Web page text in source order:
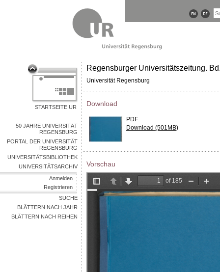
STARTSEITE UR
50 JAHRE UNIVERSITÄT
REGENSBURG
PORTAL DER UNIVERSITÄT
REGENSBURG
UNIVERSITÄTSBIBLIOTHEK
UNIVERSITÄTSARCHIV
Anmelden
Registrieren
SUCHE
BLÄTTERN NACH JAHR
BLÄTTERN NACH REIHEN
Regensburger Universitätszeitung.
Universität Regensburg
Download
PDF
Download (501MB)
Vorschau